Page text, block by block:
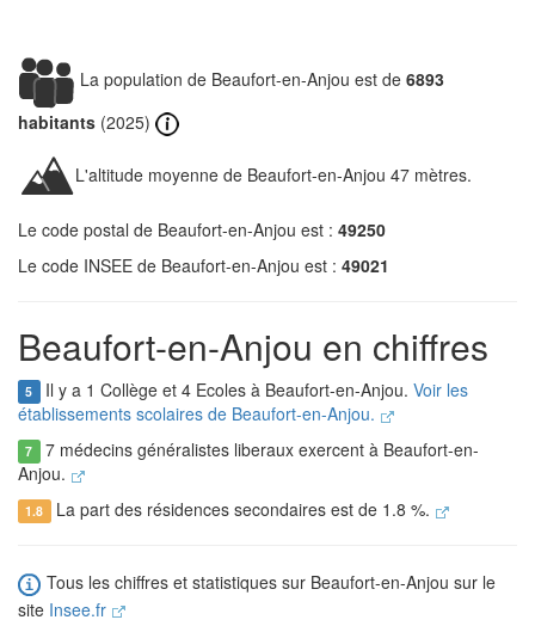
La population de Beaufort-en-Anjou est de 6893
habitants (2025)
L'altitude moyenne de Beaufort-en-Anjou 47 mètres.
Le code postal de Beaufort-en-Anjou est : 49250
Le code INSEE de Beaufort-en-Anjou est : 49021
Beaufort-en-Anjou en chiffres
5 Il y a 1 Collège et 4 Ecoles à Beaufort-en-Anjou. Voir les
établissements scolaires de Beaufort-en-Anjou.
7 7 médecins généralistes liberaux exercent à Beaufort-en-
Anjou.
1.8 La part des résidences secondaires est de 1.8 %.
Tous les chiffres et statistiques sur Beaufort-en-Anjou sur le
site Insee.fr